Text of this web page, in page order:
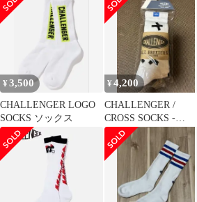
¥3,500
CHALLENGER LOGO
SOCKS ソックス
¥4,200
CHALLENGER /
CROSS SOCKS -
WHITE- チャレンジャ
ー